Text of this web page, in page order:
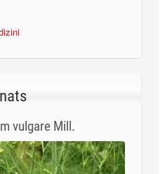
vulgare Mill.